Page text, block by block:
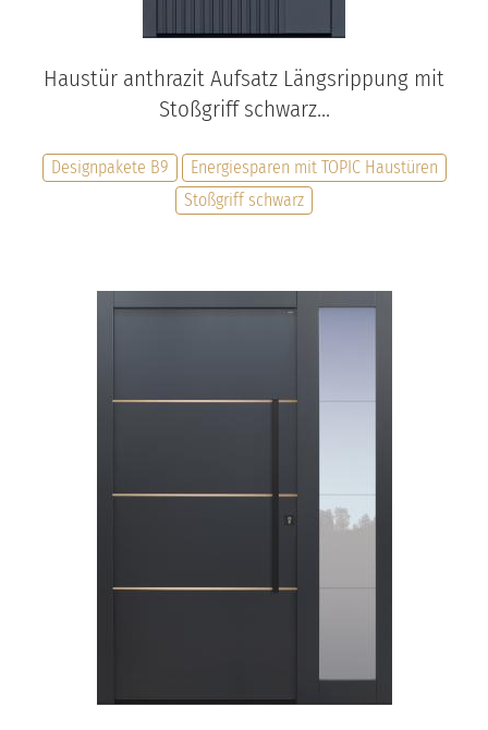
Haustür anthrazit Aufsatz Längsrippung mit
Stoßgriff schwarz...
Designpakete B9
Energiesparen mit TOPIC Haustüren
Stoßgriff schwarz